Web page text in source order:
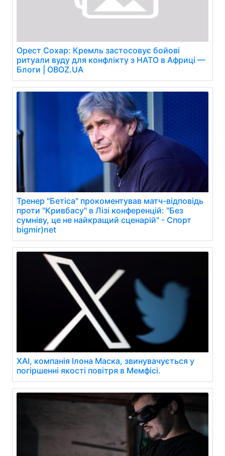
Орест Сохар: Кремль застосовує бойові
ритуали вуду для конфлікту з НАТО в Африці —
Блоги | OBOZ.UA
Тренер "Бетіса" прокоментував матч-відповідь
проти "Кривбасу" в Лізі конференцій: "Без
сумніву, це не найкращий сценарій" - Спорт
bigmir)net
XAI, компанія Ілона Маска, звинувачується у
погіршенні якості повітря в Мемфісі.